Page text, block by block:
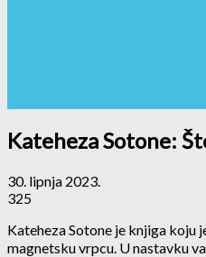
Kateheza Sotone:
30. lipnja 2023.
325
Kateheza Sotone je knjiga koju
magnetsku vrpcu. U nastavku